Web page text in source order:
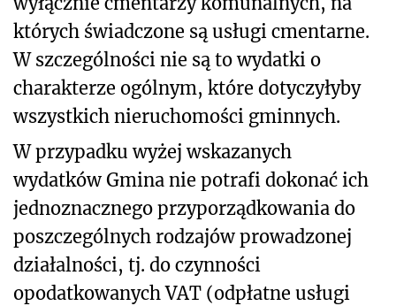
których świadczone są usługi cmentarne.
W szczególności nie są to wydatki o
charakterze ogólnym, które dotyczyłyby
wszystkich nieruchomości gminnych.
W przypadku wyżej wskazanych
wydatków Gmina nie potrafi dokonać ich
jednoznacznego przyporządkowania do
poszczególnych rodzajów prowadzonej
działalności, tj. do czynności
opodatkowanych VAT (odpłatne usługi